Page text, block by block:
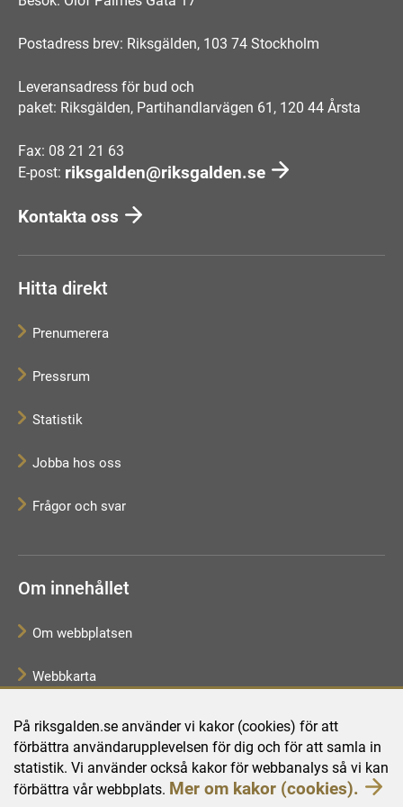
På riksgalden.se använder vi kakor (cookies) för att
förbättra användarupplevelsen för dig och för att samla in
statistik. Vi använder också kakor för webbanalys så vi kan
förbättra vår webbplats. Mer om kakor (cookies).
Postadress brev: Riksgälden, 103 74 Stockholm
Leveransadress för bud och
paket: Riksgälden, Partihandlarvägen 61, 120 44 Årsta
Fax: 08 21 21 63
E-post: riksgalden@riksgalden.se
Kontakta oss
Hitta direkt
Prenumerera
Pressrum
Statistik
Jobba hos oss
Frågor och svar
Om innehållet
Om webbplatsen
Webbkarta
Tillgänglighetsredogörelse
Behandling av personuppgifter